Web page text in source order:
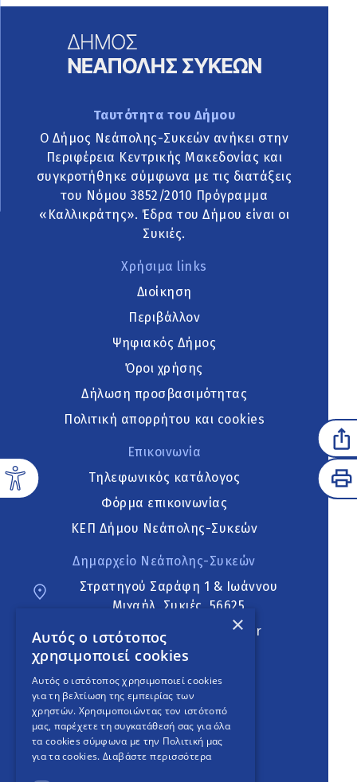
Ταυτότητα του Δήμου
Ο Δήμος Νεάπολης-Συκεών ανήκει στην
Περιφέρεια Κεντρικής Μακεδονίας και
συγκροτήθηκε σύμφωνα με τις διατάξεις
του Νόμου 3852/2010 Πρόγραμμα
«Καλλικράτης». Έδρα του Δήμου είναι οι
Συκιές.
Χρήσιμα links
Διοίκηση
Περιβάλλον
Ψηφιακός Δήμος
Όροι χρήσης
Δήλωση προσβασιμότητας
Πολιτική απορρήτου και cookies
Επικοινωνία
Τηλεφωνικός κατάλογος
Φόρμα επικοινωνίας
ΚΕΠ Δήμου Νεάπολης-Συκεών
Δημαρχείο Νεάπολης-Συκεών
Στρατηγού Σαράφη 1 & Ιωάννου
Μιχαήλ, Συκιές, 56625
neapoli.sykies@ddt.gov.gr
Ακολουθήστε
English Version
An project
×
Αυτός ο ιστότοπος
χρησιμοποιεί cookies
Αυτός ο ιστότοπος χρησιμοποιεί cookies
για τη βελτίωση της εμπειρίας των
χρηστών. Χρησιμοποιώντας τον ιστότοπό
μας, παρέχετε τη συγκατάθεσή σας για όλα
τα cookies σύμφωνα με την Πολιτική μας
για τα cookies. Διαβάστε περισσότερα